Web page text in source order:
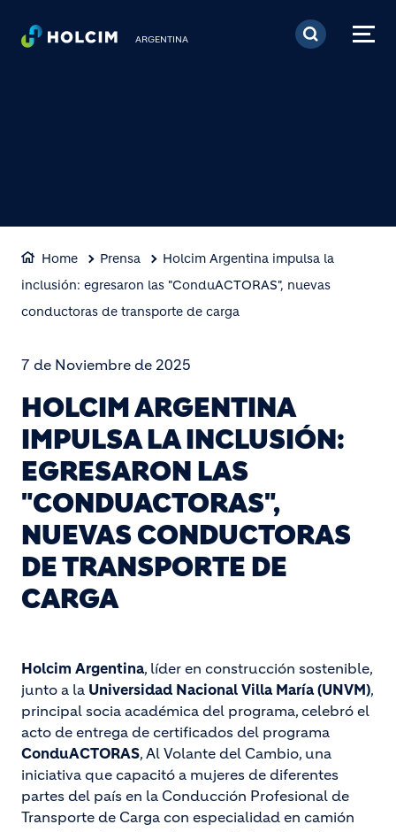
Pasar al contenido
ARGENTINA
Home Prensa
Holcim Argentina impulsa la
inclusión: egresaron las "ConduACTORAS", nuevas
conductoras de transporte de carga
7 de Noviembre de 2025
HOLCIM ARGENTINA
IMPULSA LA INCLUSIÓN:
EGRESARON LAS
"CONDUACTORAS",
NUEVAS CONDUCTORAS
DE TRANSPORTE DE
CARGA
Holcim Argentina, líder en construcción sostenible,
junto a la Universidad Nacional Villa María (UNVM),
principal socia académica del programa, celebró el
acto de entrega de certificados del programa
ConduACTORAS, Al Volante del Cambio, una
iniciativa que capacitó a mujeres de diferentes
partes del país en la Conducción Profesional de
Transporte de Carga con especialidad en camión